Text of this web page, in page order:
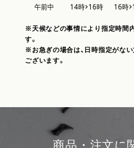
※天候などの事情により指定時間
す。
※お急ぎの場合は、日時指定がな
ございます。
商品・注文に